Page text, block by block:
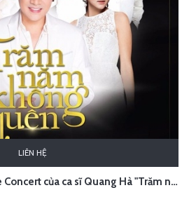
LIÊN HỆ
Livestream họp báo Live Concert của ca sĩ Quang Hà "Trăm năm không quên" - Hà Nội